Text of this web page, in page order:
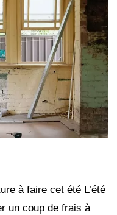
à faire cet été L’été
un coup de frais à